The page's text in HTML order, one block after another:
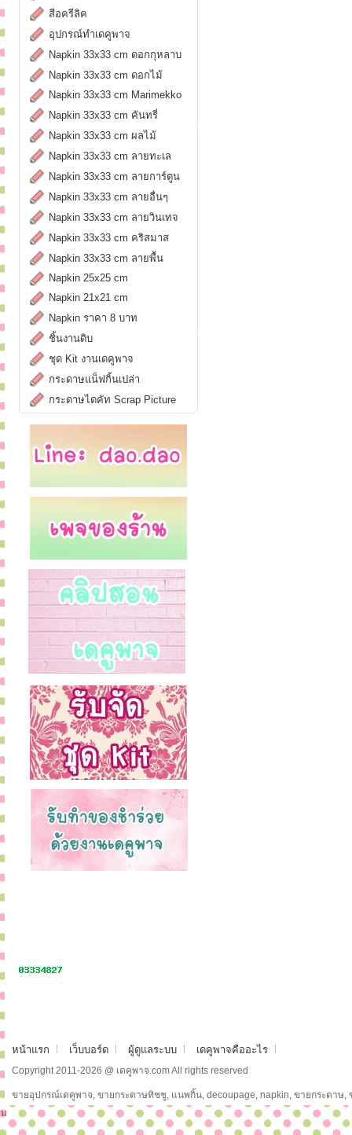
สีอครีลิค
อุปกรณ์ทำเดคูพาจ
Napkin 33x33 cm ดอกกุหลาบ
Napkin 33x33 cm ดอกไม้
Napkin 33x33 cm Marimekko
Napkin 33x33 cm คันทรี่
Napkin 33x33 cm ผลไม้
Napkin 33x33 cm ลายทะเล
Napkin 33x33 cm ลายการ์ตูน
Napkin 33x33 cm ลายอื่นๆ
Napkin 33x33 cm ลายวินเทจ
Napkin 33x33 cm คริสมาส
Napkin 33x33 cm ลายพื้น
Napkin 25x25 cm
Napkin 21x21 cm
Napkin ราคา 8 บาท
ชิ้นงานดิบ
ชุด Kit งานเดคูพาจ
กระดาษแน็ฟกิ้นเปล่า
กระดาษไดคัท Scrap Picture
หน้าแรก เว็บบอร์ด ผู้ดูแลระบบ เดคูพาจคืออะไร
Copyright 2011-2026 @ เดคูพาจ.com All rights reserved
ขายอุปกรณ์เดคูพาจ, ขายกระดาษทิชชู, แนพกิ้น, decoupage, napkin, ขายกระดาษ
ม